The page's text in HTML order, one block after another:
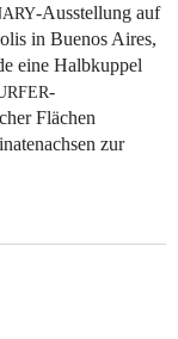
-Ausstellung auf
in Buenos Aires,
eine Halbkuppel
-
Flächen
zur